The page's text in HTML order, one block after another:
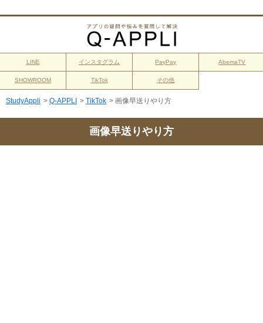
LINE インスタグラム PayPay AbemaTV
SHOWROOM TikTok その他
StudyAppli > Q-APPLI > TikTok > 画像早送りやり方
画像早送りやり方